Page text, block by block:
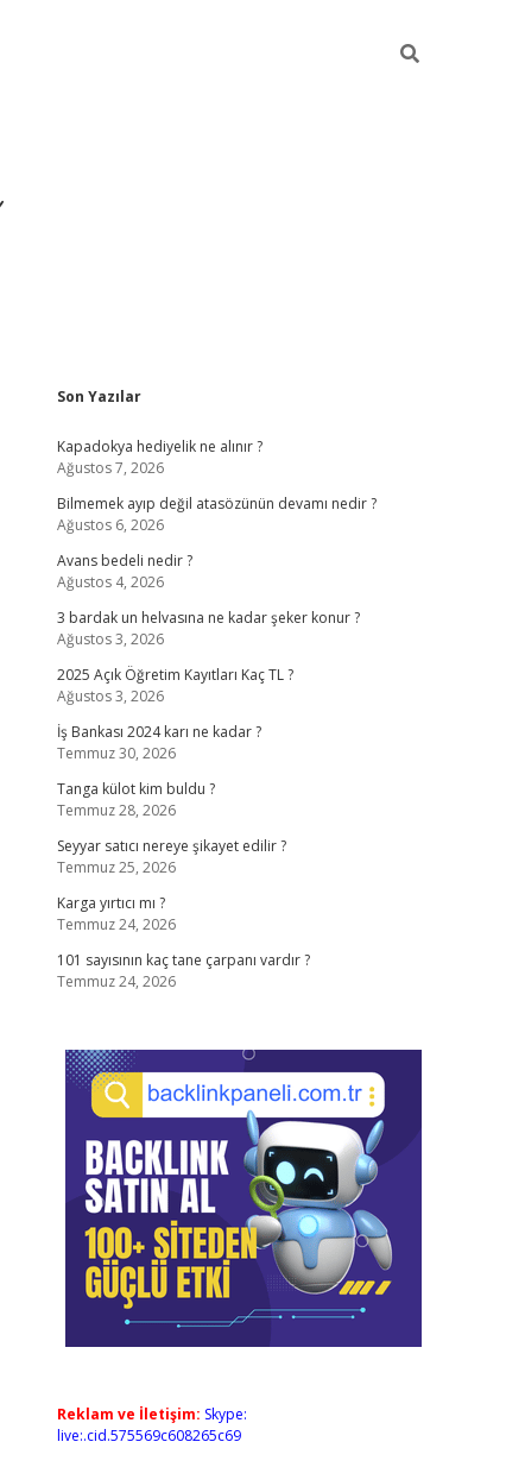
Sidebar
Son Yazılar
Kapadokya hediyelik ne alınır ?
Ağustos 7, 2026
Bilmemek ayıp değil atasözünün devamı nedir ?
Ağustos 6, 2026
Avans bedeli nedir ?
Ağustos 4, 2026
3 bardak un helvasına ne kadar şeker konur ?
Ağustos 3, 2026
2025 Açık Öğretim Kayıtları Kaç TL ?
Ağustos 3, 2026
İş Bankası 2024 karı ne kadar ?
Temmuz 30, 2026
Tanga külot kim buldu ?
Temmuz 28, 2026
Seyyar satıcı nereye şikayet edilir ?
Temmuz 25, 2026
Karga yırtıcı mı ?
Temmuz 24, 2026
101 sayısının kaç tane çarpanı vardır ?
Temmuz 24, 2026
Reklam ve İletişim: Skype:
live:.cid.575569c608265c69